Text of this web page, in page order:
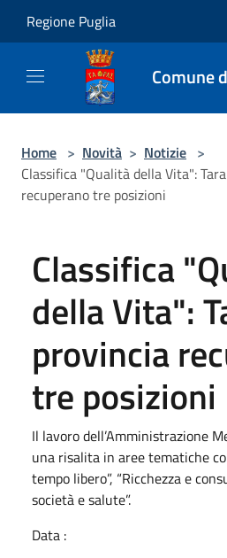
Regione Puglia
Comune
Home > Novità > Notizie >
Classifica "Qualità della Vita":
recuperano tre posizioni
Classifica
della Vita":
provincia
tre posizioni
Il lavoro dell’Amministrazione
una risalita in aree tematiche
tempo libero”, “Ricchezza e
società e salute”.
Data :